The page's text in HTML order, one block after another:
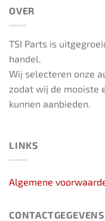
OVER
TSI Parts is
handel.
Wij selecteren onze
zodat wij de mooiste
kunnen aanbieden.
LINKS
Algemene
CONTACTGEGEVENS